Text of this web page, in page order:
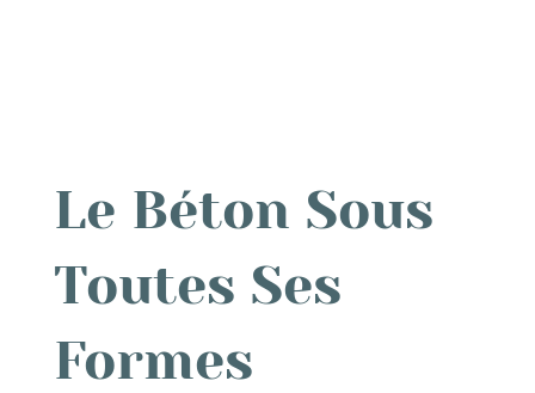
Le Béton Sous
Toutes Ses
Formes